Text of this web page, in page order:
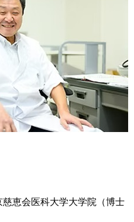
恵会医科大学大学院（博士